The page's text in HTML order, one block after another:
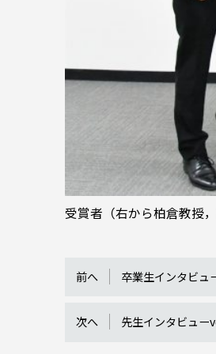
受賞者（右から柏倉教授
前へ 卒業生インタビュ
次へ 先生インタビュー